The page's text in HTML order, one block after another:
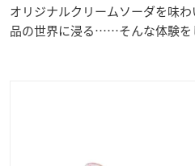
オリジナルクリームソーダを味
品の世界に浸る……そんな体験を